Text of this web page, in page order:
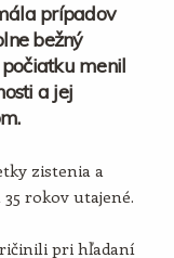
prípadov
bežný
menil
a jej
zistenia a
rokov utajené.
pri hľadaní